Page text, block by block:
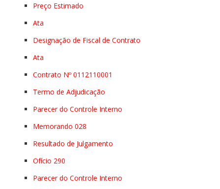
Preço Estimado
Ata
Designação de Fiscal de Contrato
Ata
Contrato Nº 0112110001
Termo de Adjudicação
Parecer do Controle Interno
Memorando 028
Resultado de Julgamento
Ofício 290
Parecer do Controle Interno